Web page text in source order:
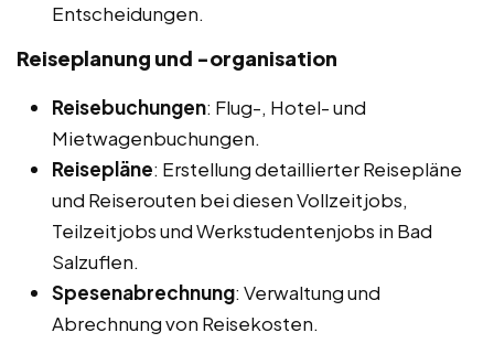
Entscheidungen.
Reiseplanung und -organisation
Reisebuchungen: Flug-, Hotel- und
Mietwagenbuchungen.
Reisepläne: Erstellung detaillierter Reisepläne
und Reiserouten bei diesen Vollzeitjobs,
Teilzeitjobs und Werkstudentenjobs in Bad
Salzuflen.
Spesenabrechnung: Verwaltung und
Abrechnung von Reisekosten.